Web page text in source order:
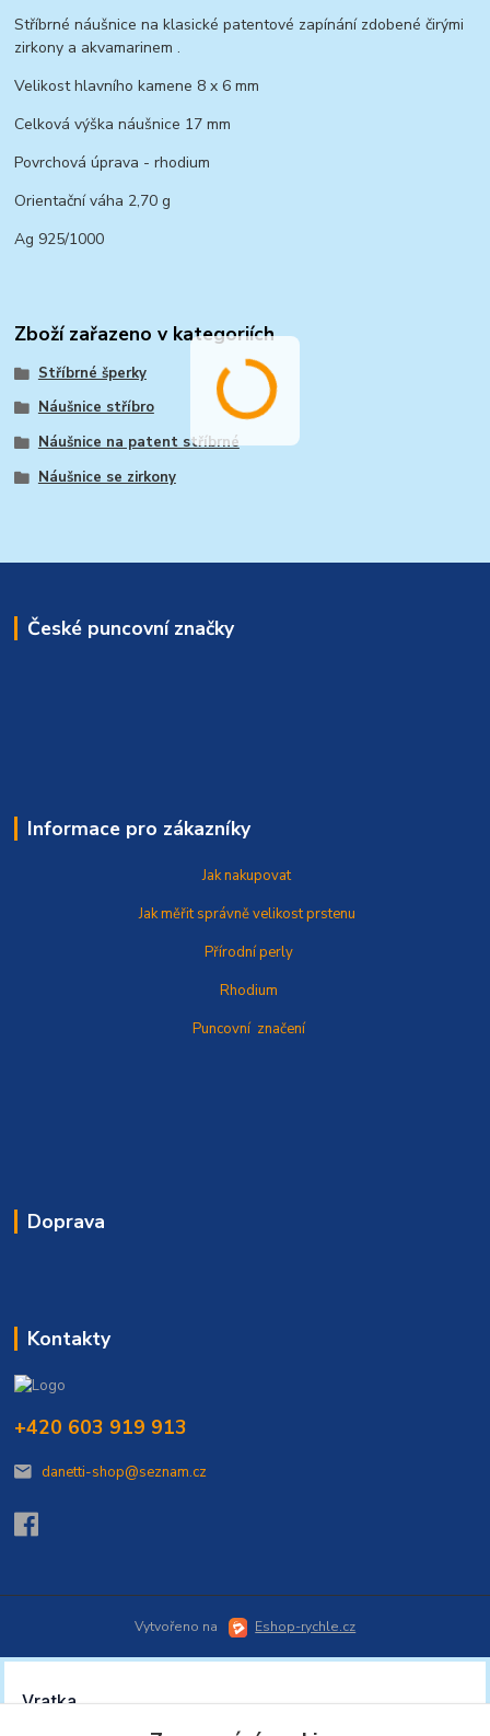
Stříbrné náušnice na klasické patentové zapínání zdobené čirými
zirkony a akvamarinem .
Velikost hlavního kamene 8 x 6 mm
Celková výška náušnice 17 mm
Povrchová úprava - rhodium
Orientační váha 2,70 g
Ag 925/1000
Zboží zařazeno v kategoriích
Stříbrné šperky
Náušnice stříbro
Náušnice na patent stříbrné
Náušnice se zirkony
České puncovní značky
Informace pro zákazníky
Jak nakupovat
Jak měřit správněvelikost prstenu
Přírodní perly
Rhodium
Puncovní značení
Doprava
Kontakty
+420 603 919 913
danetti-shop@seznam.cz
Vytvořeno na Eshop-rychle.cz